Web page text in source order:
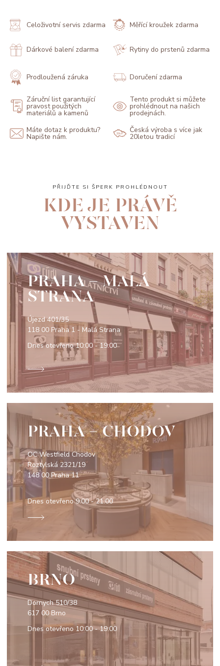
Celoživotní servis zdarma Měřící kroužek zdarma
Dárkové balení zdarma Rytiny do prstenů zdarma
Prodloužená záruka Doručení zdarma
Záruční list garantující
pravost použitých
materiálů a kamenů
Tento produkt si můžete
prohlédnout na našich
prodejnách.
Máte dotaz k produktu?
Napište nám.
Česká výroba s více jak
20letou tradicí
PŘIJĎTE SI ŠPERK PROHLÉDNOUT
KDE JE PRÁVĚ
VYSTAVEN
PRAHA - MALÁ
STRANA
Újezd 401/35
118 00 Praha 1 - Malá Strana
Dnes otevřeno10:00 - 19:00
PRAHA - CHODOV
OC Westfield Chodov
Roztylská 2321/19
148 00 Praha 11
Dnes otevřeno9:00 - 21:00
BRNO
Dornych 510/38
617 00 Brno
Dnes otevřeno 10:00 - 19:00